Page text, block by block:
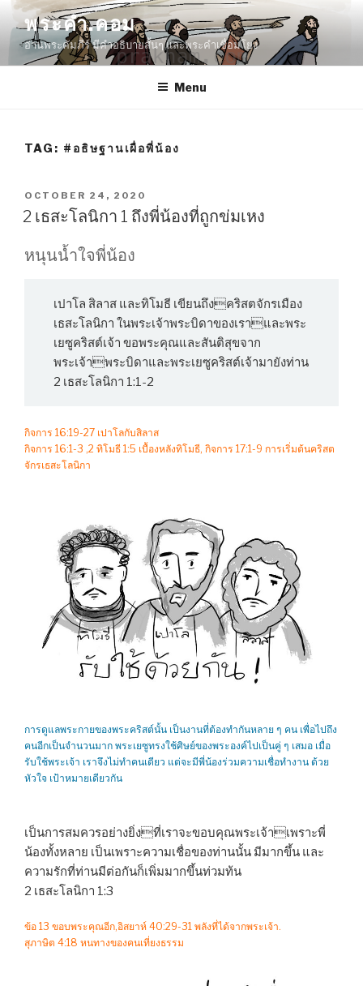
Skip
content
พระคำ.คอม
อ่านพระคัมภีร์ มีคำอธิบายสั้นๆ และพระคำเชื่อมโยง
Menu
TAG: #อธิษฐานเผื่อพี่น้อง
POSTED
ON
OCTOBER 24, 2020
2 เธสะโลนิกา 1 ถึงพี่น้องที่ถูกข่มเหง
หนุนน้ำใจพี่น้อง
เปาโล สิลาส และทิโมธี เขียนถึงคริสตจักรเมือง
เธสะโลนิกา ในพระเจ้าพระบิดาของเราและพระ
เยซูคริสต์เจ้า ขอพระคุณและสันติสุขจาก
พระเจ้าพระบิดาและพระเยซูคริสต์เจ้ามายังท่าน
2 เธสะโลนิกา 1:1-2
กิจการ 16:19-27 เปาโลกับสิลาส
กิจการ 16:1-3 ,2 ทิโมธี 1:5 เบื้องหลังทิโมธี, กิจการ 17:1-9 การเริ่มต้นคริสต
จักรเธสะโลนิกา
การดูแลพระกายของพระคริสต์นั้น เป็นงานที่ต้องทำกันหลาย ๆ คน เพื่อไปถึง
คนอีกเป็นจำนวนมาก พระเยซูทรงใช้ศิษย์ของพระองค์ไปเป็นคู่ ๆ เสมอ เมื่อ
รับใช้พระเจ้า เราจึงไม่ทำคนเดียว แต่จะมีพี่น้องร่วมความเชื่อทำงาน ด้วย
หัวใจ เป้าหมายเดียวกัน
เป็นการสมควรอย่างยิ่งที่เราจะขอบคุณพระเจ้าเพราะพี่
น้องทั้งหลาย เป็นเพราะความเชื่อของท่านนั้น มีมากขึ้น และ
ความรักที่ท่านมีต่อกันก็เพิ่มมากขึ้นท่วมท้น
2 เธสะโลนิกา 1:3
ข้อ 13 ขอบพระคุณอีก,อิสยาห์ 40:29-31 พลังที่ได้จากพระเจ้า.
สุภาษิต 4:18 หนทางของคนเที่ยงธรรม